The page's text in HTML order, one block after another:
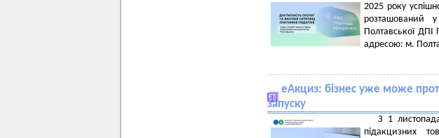
2025 року
розташований
Полтавської ДПІ
адресою: м.
еАкциз: бізнес уже може
запуску
З 1
підакцизних